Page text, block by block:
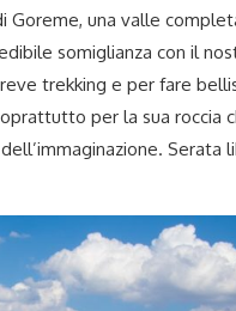
Goreme, una valle
somiglianza con il
trekking e per fare
per la sua roccia
Serata